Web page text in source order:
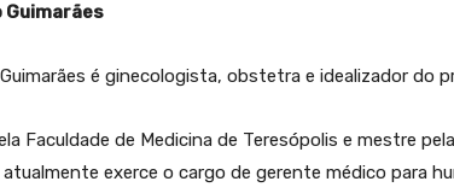
Guimarães
é ginecologista, obstetra e idealizador do
Faculdade de Medicina de Teresópolis e mestre
atualmente exerce o cargo de gerente médico para